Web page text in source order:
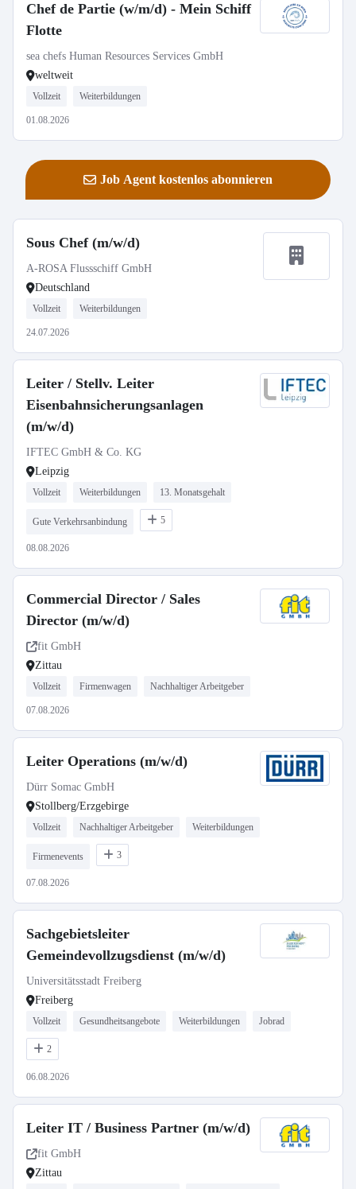
Chef de Partie (w/m/d) - Mein Schiff
Flotte
sea chefs Human Resources Services GmbH
weltweit
Vollzeit Weiterbildungen
01.08.2026
Job Agent kostenlos abonnieren
Sous Chef (m/w/d)
A-ROSA Flussschiff GmbH
Deutschland
Vollzeit Weiterbildungen
24.07.2026
Leiter / Stellv. Leiter
Eisenbahnsicherungsanlagen
(m/w/d)
IFTEC GmbH & Co. KG
Leipzig
Vollzeit Weiterbildungen 13. Monatsgehalt
Gute Verkehrsanbindung 5
08.08.2026
Commercial Director / Sales
Director (m/w/d)
fit GmbH
Zittau
Vollzeit Firmenwagen Nachhaltiger Arbeitgeber
07.08.2026
Leiter Operations (m/w/d)
Dürr Somac GmbH
Stollberg/Erzgebirge
Vollzeit Nachhaltiger Arbeitgeber Weiterbildungen
Firmenevents 3
07.08.2026
Sachgebietsleiter
Gemeindevollzugsdienst (m/w/d)
Universitätsstadt Freiberg
Freiberg
Vollzeit Gesundheitsangebote Weiterbildungen Jobrad
2
06.08.2026
Leiter IT / Business Partner (m/w/d)
fit GmbH
Zittau